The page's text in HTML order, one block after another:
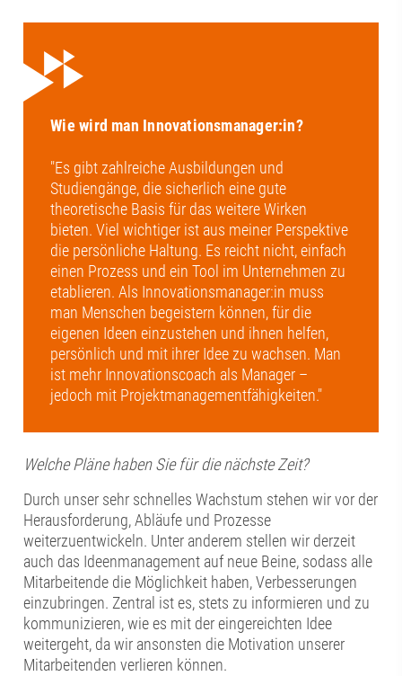
Wie wird man Innovationsmanager:in?
"Es gibt zahlreiche Ausbildungen und
Studiengänge, die sicherlich eine gute
theoretische Basis für das weitere Wirken
bieten. Viel wichtiger ist aus meiner Perspektive
die persönliche Haltung. Es reicht nicht, einfach
einen Prozess und ein Tool im Unternehmen zu
etablieren. Als Innovationsmanager:in muss
man Menschen begeistern können, für die
eigenen Ideen einzustehen und ihnen helfen,
persönlich und mit ihrer Idee zu wachsen. Man
ist mehr Innovationscoach als Manager –
jedoch mit Projektmanagementfähigkeiten."
Welche Pläne haben Sie für die nächste Zeit?
Durch unser sehr schnelles Wachstum stehen wir vor der
Herausforderung, Abläufe und Prozesse
weiterzuentwickeln. Unter anderem stellen wir derzeit
auch das Ideenmanagement auf neue Beine, sodass alle
Mitarbeitende die Möglichkeit haben, Verbesserungen
einzubringen. Zentral ist es, stets zu informieren und zu
kommunizieren, wie es mit der eingereichten Idee
weitergeht, da wir ansonsten die Motivation unserer
Mitarbeitenden verlieren können.